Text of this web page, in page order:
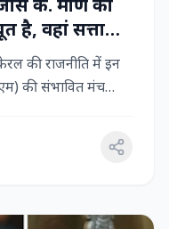
है, वहां सत्ता
रहने पर जोर
की राजनीति में इन
की संभावित मंच